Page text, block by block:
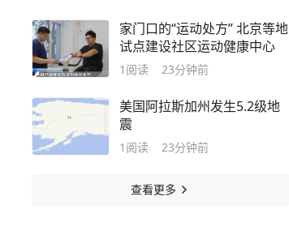
家门口的“运动处方” 北京等地
试点建设社区运动健康中心
1 阅读 23分钟前
美国阿拉斯加州发生5.2级地
震
1 阅读 23分钟前
查看更多